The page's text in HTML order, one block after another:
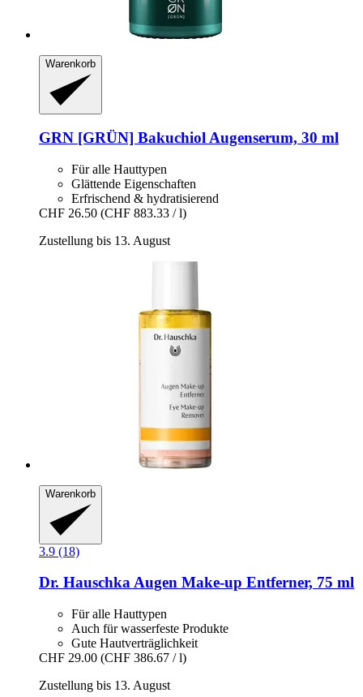
Warenkorb
GRN [GRÜN] Bakuchiol Augenserum, 30 ml
Für alle Hauttypen
Glättende Eigenschaften
Erfrischend & hydratisierend
CHF 26.50 (CHF 883.33 / l)
Zustellung bis 13. August
Warenkorb
3.9 (18)
Dr. HauschkaAugen Make-​up Entferner, 75 ml
Für alle Hauttypen
Auch für wasserfeste Produkte
Gute Hautverträglichkeit
CHF 29.00 (CHF 386.67 / l)
Zustellung bis 13. August